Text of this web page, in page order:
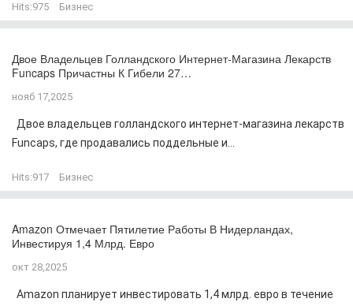
Hits:975 Бизнес
Двое Владельцев Голландского Интернет-Магазина Лекарств
Funcaps Причастны К Гибели 27…
нояб 17,2025
Двое владельцев голландского интернет-магазина лекарств
Funcaps, где продавались поддельные и...
Hits:917 Бизнес
Amazon Отмечает Пятилетие Работы В Нидерландах,
Инвестируя 1,4 Млрд. Евро
окт 28,2025
Amazon планирует инвестировать 1,4 млрд. евро в течение